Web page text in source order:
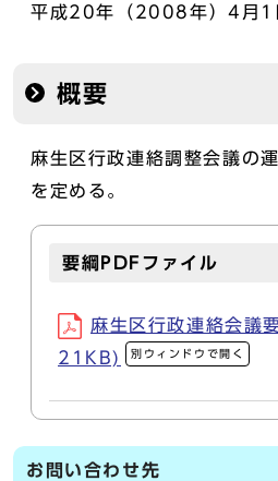
平成20年（2008年）4月1
概要
麻生区行政連絡調整会議の
を定める。
要綱PDFファイル
麻生区行政連絡会議
21KB)
別ウィンドウで開く
お問い合わせ先